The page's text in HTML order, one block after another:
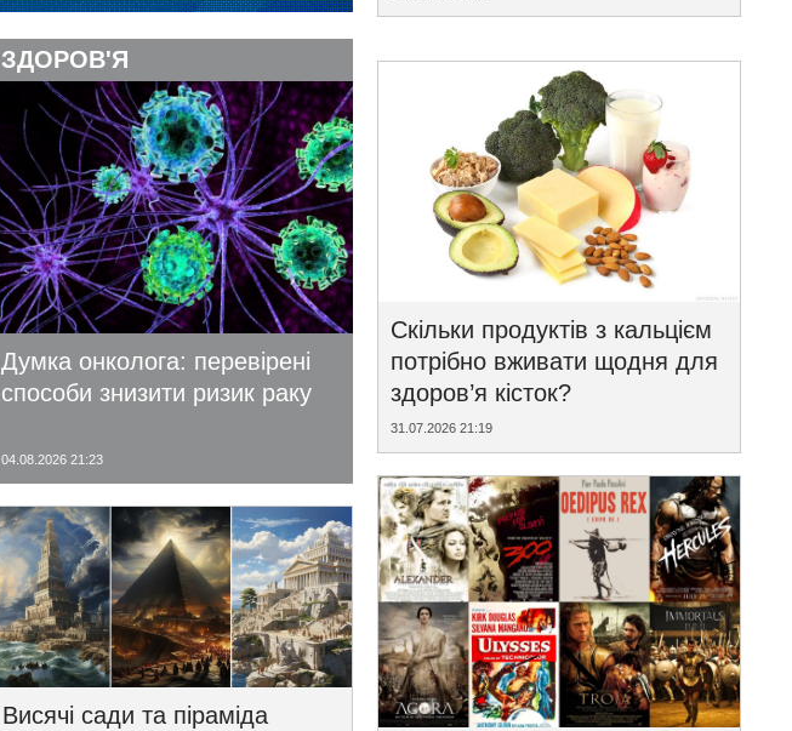
ЗДОРОВ'Я
Думка онколога: перевірені
способи знизити ризик раку
04.08.2026 21:23
Висячі сади та піраміда
Скільки продуктів з кальцієм
потрібно вживати щодня для
здоров’я кісток?
31.07.2026 21:19